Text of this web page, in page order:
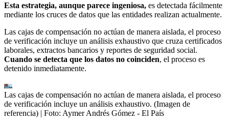
Esta estrategia, aunque parece ingeniosa, es detectada fácilmente
mediante los cruces de datos que las entidades realizan actualmente.
Las cajas de compensación no actúan de manera aislada, el proceso
de verificación incluye un análisis exhaustivo que cruza certificados
laborales, extractos bancarios y reportes de seguridad social.
Cuando se detecta que los datos no coinciden, el proceso es
detenido inmediatamente.
Las cajas de compensación no actúan de manera aislada, el proceso
de verificación incluye un análisis exhaustivo. (Imagen de
referencia) | Foto: Aymer Andrés Gómez - El País